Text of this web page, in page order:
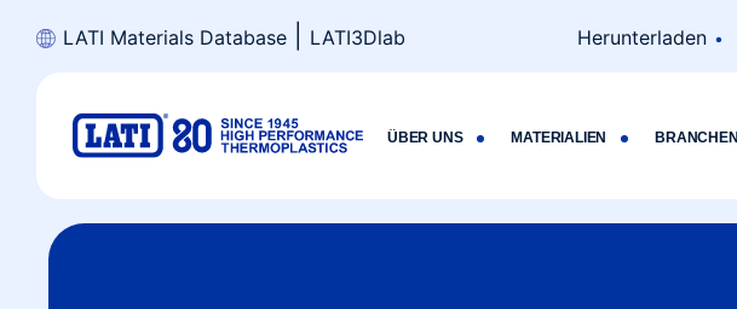
content
LATI Materials Database LATI3Dlab Herunterladen
ÜBER UNS MATERIALIEN BRANCHEN